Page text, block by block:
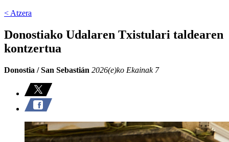
< Atzera
Donostiako Udalaren Txistulari taldearen
kontzertua
Donostia / San Sebastián 2026(e)ko Ekainak 7